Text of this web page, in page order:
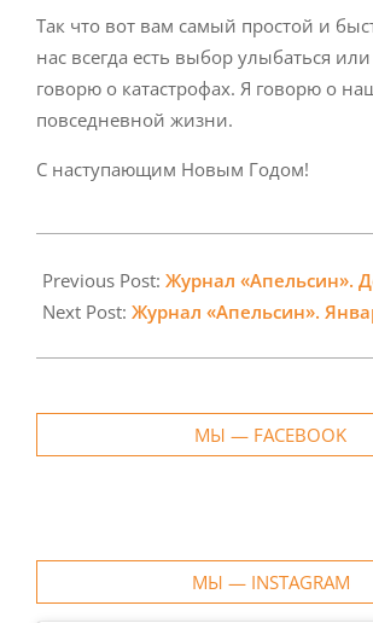
Так что вот вам самый простой и
нас всегда есть выбор улыбаться
говорю о катастрофах. Я говорю о
повседневной жизни.
С наступающим Новым Годом!
11-
30
Previous Post: Журнал «Апельсин».
Next Post: Журнал «Апельсин».
МЫ — FACEBOOK
МЫ — INSTAGRAM